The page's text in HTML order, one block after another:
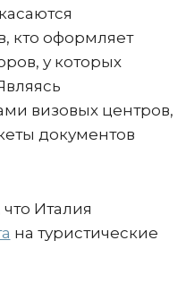
кто оформляет
у которых
визовых центров,
документов
Италия
на туристические